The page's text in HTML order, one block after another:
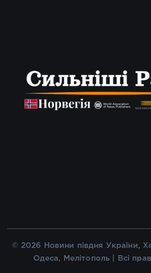
© 2026 Новини півдня України,
Одеса, Мелітополь | Всі